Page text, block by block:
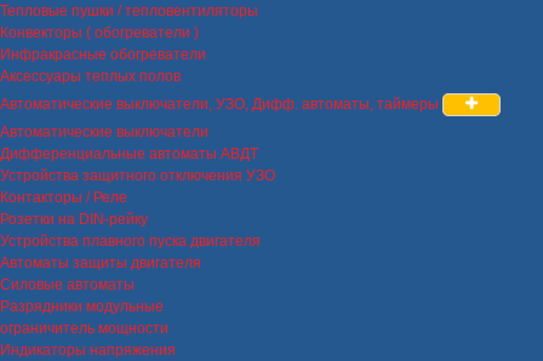
Тепловые пушки / тепловентиляторы
Конвекторы ( обогреватели )
Инфракрасные обогреватели
Аксессуары теплых полов
Автоматические выключатели, УЗО, Дифф. автоматы, таймеры
Автоматические выключатели
Дифференциальные автоматы АВДТ
Устройства защитного отключения УЗО
Контакторы / Реле
Розетки на DIN-рейку
Устройства плавного пуска двигателя
Автоматы защиты двигателя
Силовые автоматы
Разрядники модульные
ограничитель мощности
Индикаторы напряжения